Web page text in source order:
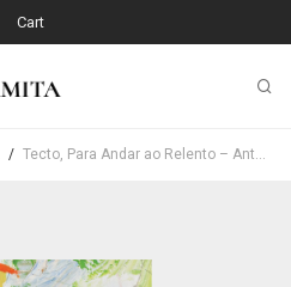
Cart
/ Tecto, Para Andar ao Relento – António Cabrita